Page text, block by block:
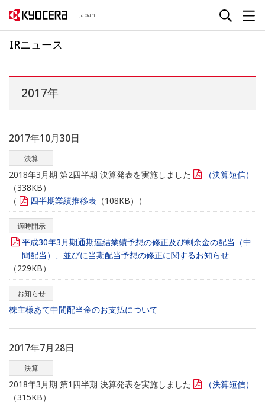
Japan
IRニュース
2017年
2017年10月30日
決算
2018年3月期 第2四半期 決算発表を実施しました
（決算短信）
（338KB）
（
四半期業績推移表 （108KB））
適時開示
平成30年3月期通期連結業績予想の修正及び剰余金の配当（中
間配当）、並びに当期配当予想の修正に関するお知らせ
（229KB）
お知らせ
株主様あて中間配当金のお支払について
2017年7月28日
決算
2018年3月期 第1四半期 決算発表を実施しました
（決算短信）
（315KB）